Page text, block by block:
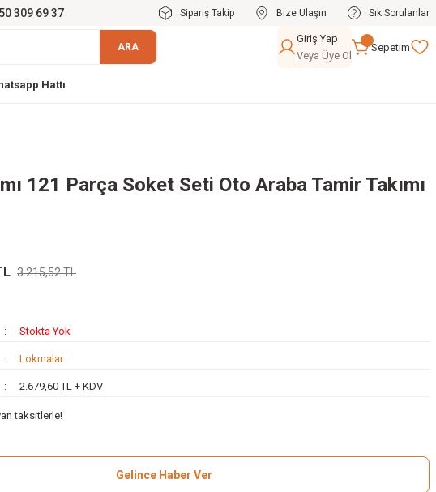
309 69 37 Sipariş Takip Bize Ulaşın Sık Sorulanlar
ARA
Giriş Yap
Veya Üye Ol
Sepetim
Hattı
121 Parça Soket Seti Oto Araba Tamir Takımı
3.215,52 TL
Stokta Yok
Lokmalar
2.679,60 TL + KDV
taksitlerle!
Gelince Haber Ver